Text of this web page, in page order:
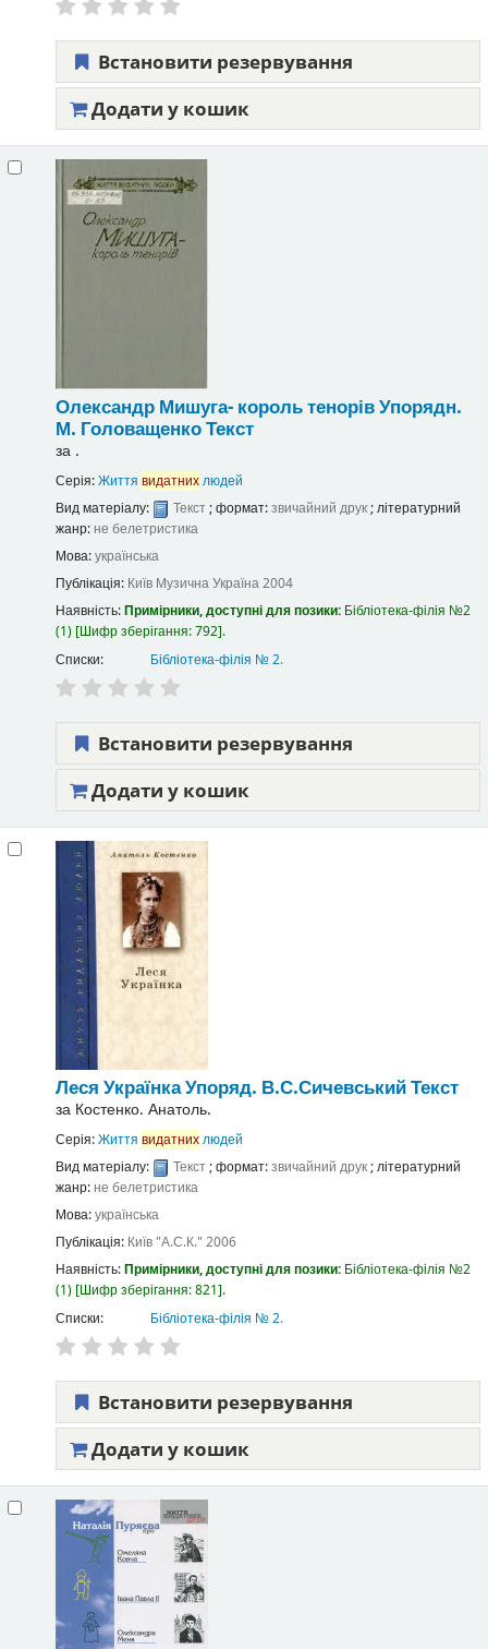
Встановити резервування
Додати у кошик
Олександр Мишуга- король тенорівУпорядн.
М. ГоловащенкоТекст
за .
Серія:Життя видатнихлюдей
Вид матеріалу:
Текст; формат:звичайний друк; літературний
жанр: не белетристика
Мова:українська
Публікація: Київ Музична Україна2004
Наявність:Примірники, доступні для позики: Бібліотека-філія №2
(1) Шифр зберігання:792 .
Списки:
Бібліотека-філія № 2.
Встановити резервування
Додати у кошик
Леся УкраїнкаУпоряд. В.С.СичевськийТекст
за Костенко. Анатоль.
Серія:Життя видатнихлюдей
Вид матеріалу:
Текст; формат:звичайний друк; літературний
жанр:не белетристика
Мова:українська
Публікація: Київ"А.С.К." 2006
Наявність:Примірники, доступні для позики: Бібліотека-філія №2
(1) Шифр зберігання:821 .
Списки:
Бібліотека-філія № 2.
Встановити резервування
Додати у кошик